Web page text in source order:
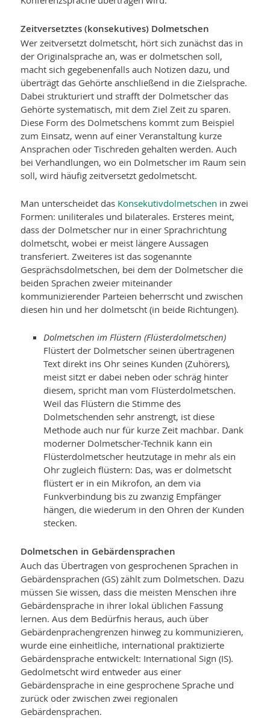
Zeitversetztes (konsekutives) Dolmetschen
Wer zeitversetzt dolmetscht, hört sich zunächst das in
der Originalsprache an, was er dolmetschen soll,
macht sich gegebenenfalls auch Notizen dazu, und
überträgt das Gehörte anschließend in die Zielsprache.
Dabei strukturiert und strafft der Dolmetscher das
Gehörte systematisch, mit dem Ziel Zeit zu sparen.
Diese Form des Dolmetschens kommt zum Beispiel
zum Einsatz, wenn auf einer Veranstaltung kurze
Ansprachen oder Tischreden gehalten werden. Auch
bei Verhandlungen, wo ein Dolmetscher im Raum sein
soll, wird häufig zeitversetzt gedolmetscht.
Man unterscheidet das Konsekutivdolmetschen in zwei
Formen: uniliterales und bilaterales. Ersteres meint,
dass der Dolmetscher nur in einer Sprachrichtung
dolmetscht, wobei er meist längere Aussagen
transferiert. Zweiteres ist das sogenannte
Gesprächsdolmetschen, bei dem der Dolmetscher die
beiden Sprachen zweier miteinander
kommunizierender Parteien beherrscht und zwischen
diesen hin und her dolmetscht (in beide Richtungen).
Dolmetschen im Flüstern (Flüsterdolmetschen)
Flüstert der Dolmetscher seinen übertragenen
Text direkt ins Ohr seines Kunden (Zuhörers),
meist sitzt er dabei neben oder schräg hinter
diesem, spricht man vom Flüsterdolmetschen.
Weil das Flüstern die Stimme des
Dolmetschenden sehr anstrengt, ist diese
Methode auch nur für kurze Zeit machbar. Dank
moderner Dolmetscher-Technik kann ein
Flüsterdolmetscher heutzutage in mehr als ein
Ohr zugleich flüstern: Das, was er dolmetscht
flüstert er in ein Mikrofon, an dem via
Funkverbindung bis zu zwanzig Empfänger
hängen, die wiederum in den Ohren der Kunden
stecken.
Dolmetschen in Gebärdensprachen
Auch das Übertragen von gesprochenen Sprachen in
Gebärdensprachen (GS) zählt zum Dolmetschen. Dazu
müssen Sie wissen, dass die meisten Menschen ihre
Gebärdensprache in ihrer lokal üblichen Fassung
lernen. Aus dem Bedürfnis heraus, auch über
Gebärdenprachengrenzen hinweg zu kommunizieren,
wurde eine einheitliche, international praktizierte
Gebärdensprache entwickelt: International Sign (IS).
Gedolmetscht wird entweder aus einer
Gebärdensprache in eine gesprochene Sprache und
zurück oder zwischen zwei regionalen
Gebärdensprachen.